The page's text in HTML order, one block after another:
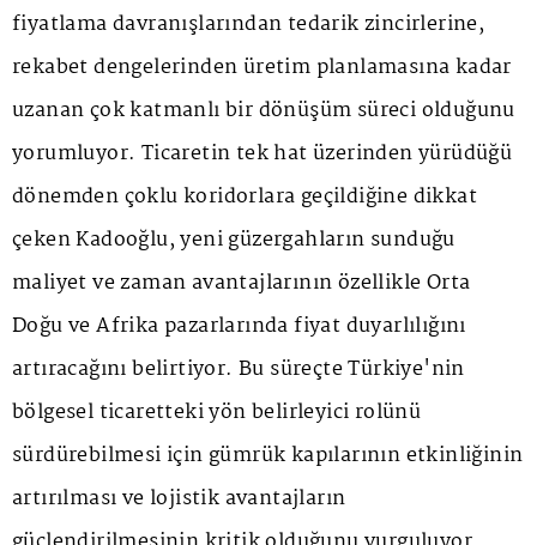
fiyatlama davranışlarından tedarik zincirlerine,
rekabet dengelerinden üretim planlamasına kadar
uzanan çok katmanlı bir dönüşüm süreci olduğunu
yorumluyor. Ticaretin tek hat üzerinden yürüdüğü
dönemden çoklu koridorlara geçildiğine dikkat
çeken Kadooğlu, yeni güzergahların sunduğu
maliyet ve zaman avantajlarının özellikle Orta
Doğu ve Afrika pazarlarında fiyat duyarlılığını
artıracağını belirtiyor. Bu süreçte Türkiye'nin
bölgesel ticaretteki yön belirleyici rolünü
sürdürebilmesi için gümrük kapılarının etkinliğinin
artırılması ve lojistik avantajların